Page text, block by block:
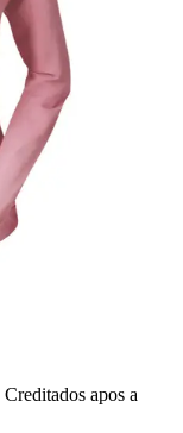
Creditados apos a